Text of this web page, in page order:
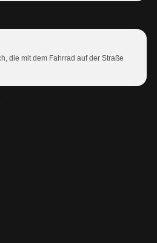
die mit dem Fahrrad auf der Straße